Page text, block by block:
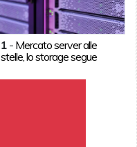
1 - Mercato server alle
stelle, lo storage segue